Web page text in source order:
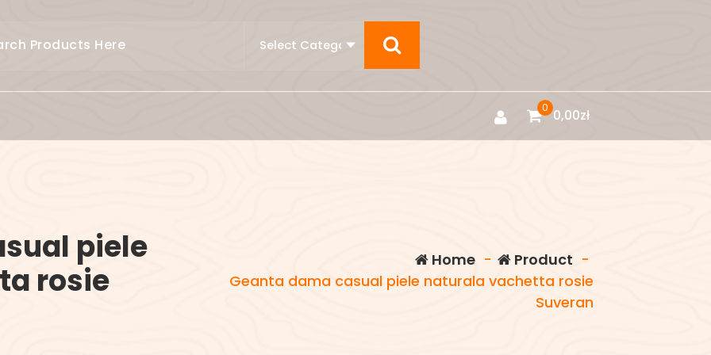
0 0,00zł
piele
rosie
Home - Product -
Geanta dama casual piele naturala vachetta rosie
Suveran